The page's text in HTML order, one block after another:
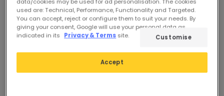
-62%
data/cookies may be used for ad personalisation. The cookies
used are: Technical, Performance, Functionality and Targeted.
You can accept, reject or configure them to suit your needs. By
giving your consent, Google will use your personal data as
indicated in its
Privacy & Terms site.
Accept
Customise